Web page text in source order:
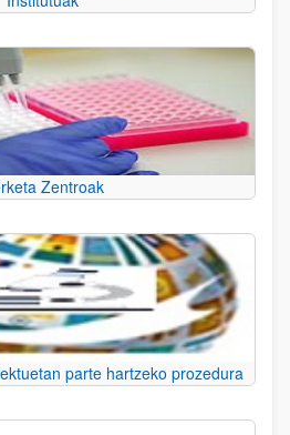
Zentroak
parte hartzeko prozedura